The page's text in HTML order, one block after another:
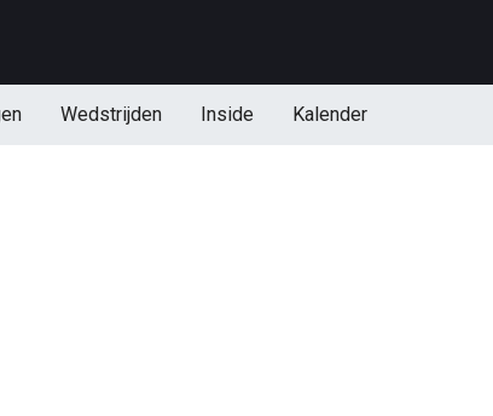
Wedstrijden Inside Kalender